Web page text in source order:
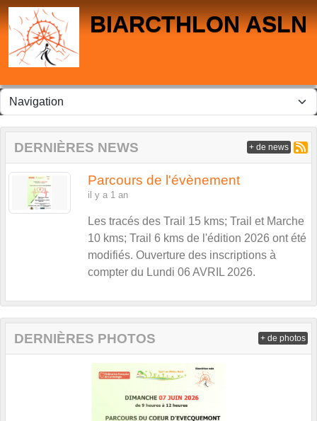
BIARCTHLON ASLN
DERNIÈRES NEWS
Parcours de l'évènement
il y a 1 an
Les tracés des Trail 15 kms; Trail et Marche
10 kms; Trail 6 kms de l'édition 2026 ont été
modifiés. Ouverture des inscriptions à
compter du Lundi 06 AVRIL 2026.
+ de news
DERNIÈRES PHOTOS + de photos
Panneau de gestion des cookies